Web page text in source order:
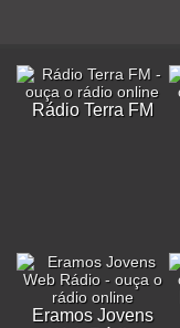
Rádio Terra FM
Eramos Jovens